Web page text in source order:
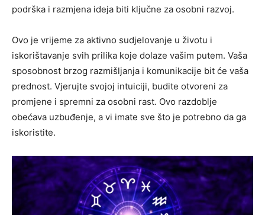
podrška i razmjena ideja biti ključne za osobni razvoj.
Ovo je vrijeme za aktivno sudjelovanje u životu i
iskorištavanje svih prilika koje dolaze vašim putem. Vaša
sposobnost brzog razmišljanja i komunikacije bit će vaša
prednost. Vjerujte svojoj intuiciji, budite otvoreni za
promjene i spremni za osobni rast. Ovo razdoblje
obećava uzbuđenje, a vi imate sve što je potrebno da ga
iskoristite.